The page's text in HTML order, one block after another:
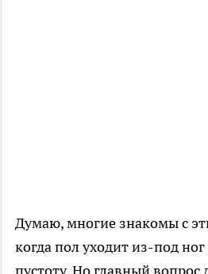
Думаю, многие знакомы с
когда пол уходит из-под
пустоту. Но главный вопрос